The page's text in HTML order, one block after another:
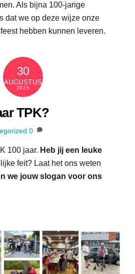
Als bijna 100-jarige
dat we op deze wijze onze
hebben kunnen leveren.
30
AUGUSTUS
2025
TPK?
0
100 jaar. Heb jij een leuke
feit? Laat het ons weten
we jouw slogan voor ons